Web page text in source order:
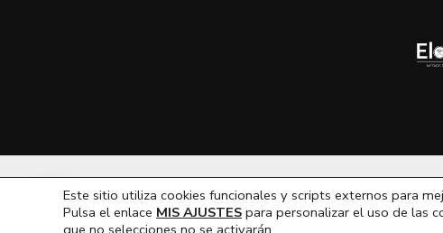
Este sitio utiliza cookies funcionales y scripts externos para
Pulsa el enlace MIS AJUSTES para personalizar el uso de las
que no selecciones no se activarán.
Hola, ¿En que podemos ayudarte?